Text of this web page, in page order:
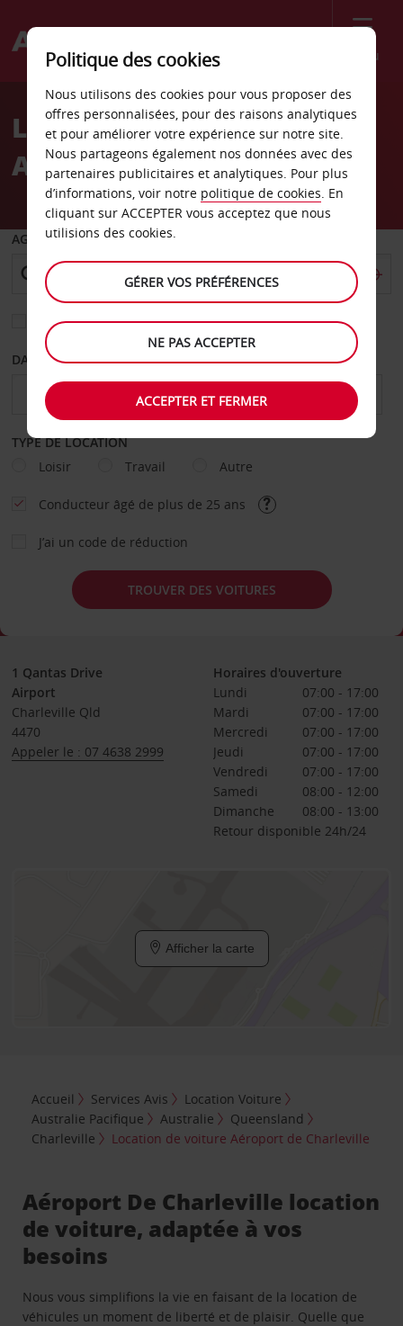
Menu
Welcome
AvisLocation de voiture
Aéroport de Charleville
AGENCE DE DÉPART
Sélectionnez une autre agence de retour
DATE DE DÉPART DATE DE RETOUR
TYPE DE LOCATION
Loisir
Travail Autre
Conducteur âgé de plus de 25 ans
J’ai un code de réduction
TROUVER DES VOITURES
1 Qantas Drive
Airport
Charleville Qld
4470
Appeler le : 07 4638 2999
Horaires d'ouverture
Lundi
07:00 - 17:00
Mardi
07:00 - 17:00
Mercredi
07:00 - 17:00
Jeudi
07:00 - 17:00
Vendredi
07:00 - 17:00
Samedi
08:00 - 12:00
Dimanche
08:00 - 13:00
Retour disponible 24h/24
Afficher la carte
Accueil Services Avis
Location Voiture
Australie Pacifique
Australie
Queensland
Charleville
Location de voiture Aéroport de Charleville
Aéroport De Charleville location
de voiture, adaptée à vos
besoins
Nous vous simplifions la vie en faisant de la location de
véhicules un moment de liberté et de plaisir. Quelle que
Politique des cookies
Nous utilisons des cookies pour vous proposer des
offres personnalisées, pour des raisons analytiques
et pour améliorer votre expérience sur notre site.
Nous partageons également nos données avec des
partenaires publicitaires et analytiques. Pour plus
d’informations, voir notre politique de cookies. En
cliquant sur ACCEPTER vous acceptez que nous
utilisions des cookies.
GÉRER VOS PRÉFÉRENCES
NE PAS ACCEPTER
ACCEPTER ET FERMER